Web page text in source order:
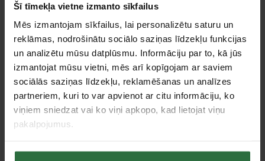
Šī tīmekļa vietne izmanto sīkfailus
Mēs izmantojam sīkfailus, lai personalizētu saturu un
reklāmas, nodrošinātu sociālo saziņas līdzekļu funkcijas
un analizētu mūsu datplūsmu. Informāciju par to, kā jūs
izmantojat mūsu vietni, mēs arī kopīgojam ar saviem
sociālās saziņas līdzekļu, reklamēšanas un analīzes
partneriem, kuri to var apvienot ar citu informāciju, ko
viņiem sniedzat vai ko viņi apkopo, kad lietojat viņu
pakalpojumus.
Citas noliktavas, (uzzināt vairāk šeit, )
Specifikācija
Tips Uzgriežņatslēgas ar slēgtiem galiem
Tie, kas apskatīja šo preci, tāpat interesējās par...